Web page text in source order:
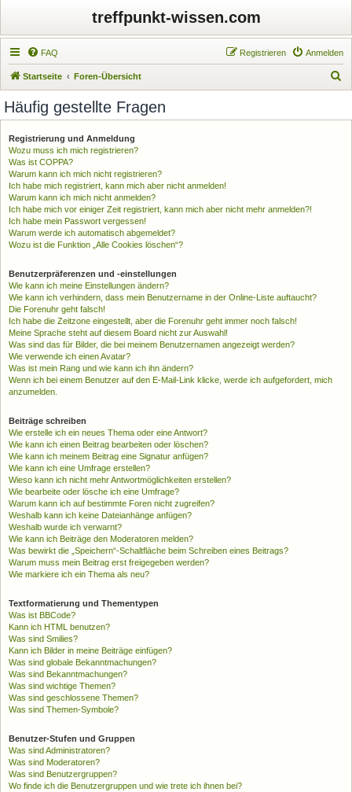
treffpunkt-wissen.com
FAQ Anmelden
Registrieren
Startseite Foren-Übersicht
Häufig gestellte Fragen
Registrierung und Anmeldung
Wozu muss ich mich registrieren?
Was ist COPPA?
Warum kann ich mich nicht registrieren?
Ich habe mich registriert, kann mich aber nicht anmelden!
Warum kann ich mich nicht anmelden?
Ich habe mich vor einiger Zeit registriert, kann mich aber nicht mehr anmelden?!
Ich habe mein Passwort vergessen!
Warum werde ich automatisch abgemeldet?
Wozu ist die Funktion „Alle Cookies löschen“?
Benutzerpräferenzen und -einstellungen
Wie kann ich meine Einstellungen ändern?
Wie kann ich verhindern, dass mein Benutzername in der Online-Liste auftaucht?
Die Forenuhr geht falsch!
Ich habe die Zeitzone eingestellt, aber die Forenuhr geht immer noch falsch!
Meine Sprache steht auf diesem Board nicht zur Auswahl!
Was sind das für Bilder, die bei meinem Benutzernamen angezeigt werden?
Wie verwende ich einen Avatar?
Was ist mein Rang und wie kann ich ihn ändern?
Wenn ich bei einem Benutzer auf den E-Mail-Link klicke, werde ich aufgefordert, mich
anzumelden.
Beiträge schreiben
Wie erstelle ich ein neues Thema oder eine Antwort?
Wie kann ich einen Beitrag bearbeiten oder löschen?
Wie kann ich meinem Beitrag eine Signatur anfügen?
Wie kann ich eine Umfrage erstellen?
Wieso kann ich nicht mehr Antwortmöglichkeiten erstellen?
Wie bearbeite oder lösche ich eine Umfrage?
Warum kann ich auf bestimmte Foren nicht zugreifen?
Weshalb kann ich keine Dateianhänge anfügen?
Weshalb wurde ich verwarnt?
Wie kann ich Beiträge den Moderatoren melden?
Was bewirkt die „Speichern“-Schaltfläche beim Schreiben eines Beitrags?
Warum muss mein Beitrag erst freigegeben werden?
Wie markiere ich ein Thema als neu?
Textformatierung und Thementypen
Was ist BBCode?
Kann ich HTML benutzen?
Was sind Smilies?
Kann ich Bilder in meine Beiträge einfügen?
Was sind globale Bekanntmachungen?
Was sind Bekanntmachungen?
Was sind wichtige Themen?
Was sind geschlossene Themen?
Was sind Themen-Symbole?
Benutzer-Stufen und Gruppen
Was sind Administratoren?
Was sind Moderatoren?
Was sind Benutzergruppen?
Wo finde ich die Benutzergruppen und wie trete ich ihnen bei?